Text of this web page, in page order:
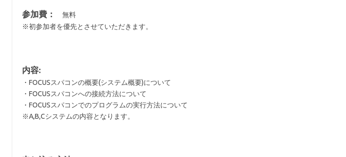
参加費：
無料
※初参加者を優先とさせていただきます。
内容:
・FOCUSスパコンの概要(システム概要)について
・FOCUSスパコンへの接続方法について
・FOCUSスパコンでのプログラムの実行方法について
※A,B,Cシステムの内容となります。